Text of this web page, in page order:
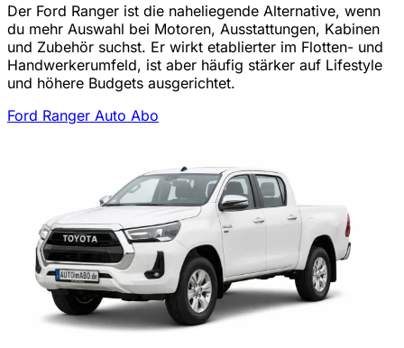
Der Ford Ranger ist die naheliegende Alternative, wenn
du mehr Auswahl bei Motoren, Ausstattungen, Kabinen
und Zubehör suchst. Er wirkt etablierter im Flotten- und
Handwerkerumfeld, ist aber häufig stärker auf Lifestyle
und höhere Budgets ausgerichtet.
Ford Ranger Auto Abo